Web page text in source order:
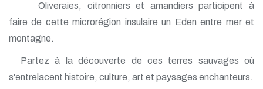
Oliveraies, citronniers et amandiers participent à
faire de cette microrégion insulaire un Eden entre mer et
montagne.
Partez à la découverte de ces terres sauvages où
s'entrelacent histoire, culture, art et paysages enchanteurs.